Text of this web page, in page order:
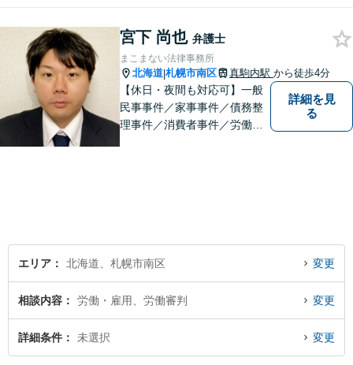
す。
宮下 尚也 弁護士
まこまない法律事務所
北海道|札幌市南区 真駒内駅 から徒歩4分
【休日・夜間も対応可】一般
民事事件／家事事件／債務整
理事件／消費者事件／労働事
詳細を見
る
エリア 北海道、札幌市南区 変更
相談内容 労働・雇用、労働審判 変更
詳細条件 未選択 変更